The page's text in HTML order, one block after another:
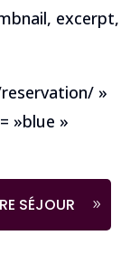
excerpt,
»
»blue »
SÉJOUR